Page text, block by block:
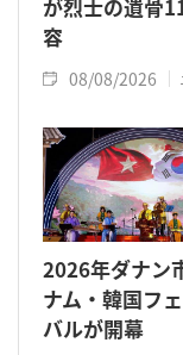
が烈士の遺骨
容
08/08/2026
2026年ダナン
ナム・韓国フ
バルが開幕